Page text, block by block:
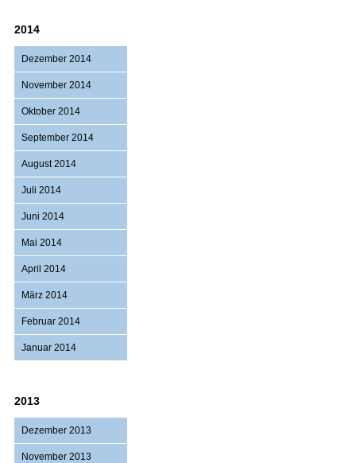
2014
Dezember 2014
November 2014
Oktober 2014
September 2014
August 2014
Juli 2014
Juni 2014
Mai 2014
April 2014
März 2014
Februar 2014
Januar 2014
2013
Dezember 2013
November 2013